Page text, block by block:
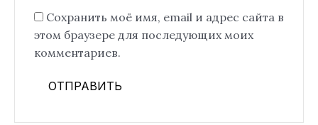
Сохранить моё имя, email и адрес сайта в
этом браузере для последующих моих
комментариев.